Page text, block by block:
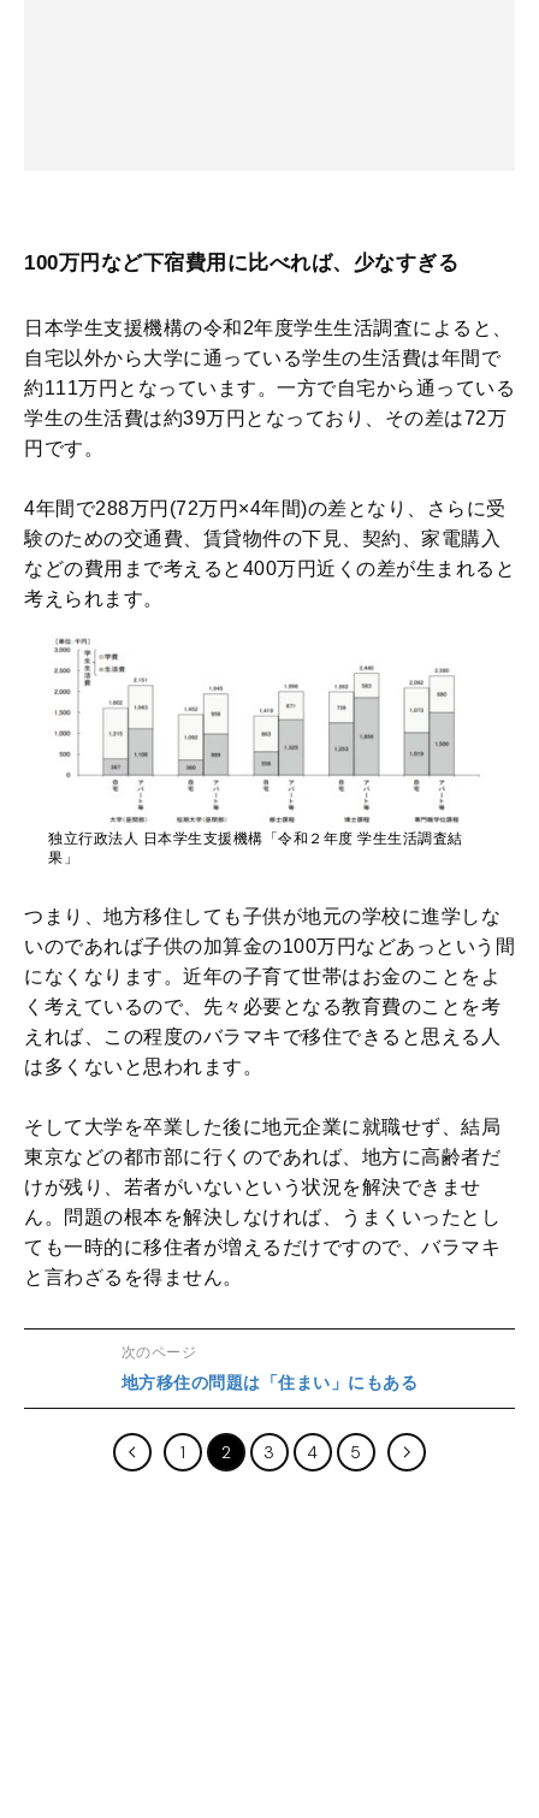
100万円など下宿費用に比べれば、少なすぎる
日本学生支援機構の令和2年度学生生活調査によると、
自宅以外から大学に通っている学生の生活費は年間で
約111万円となっています。一方で自宅から通っている
学生の生活費は約39万円となっており、その差は72万
円です。
4年間で288万円(72万円×4年間)の差となり、さらに受
験のための交通費、賃貸物件の下見、契約、家電購入
などの費用まで考えると400万円近くの差が生まれると
考えられます。
独立行政法人 日本学生支援機構「令和２年度 学生生活調査結
果」
つまり、地方移住しても子供が地元の学校に進学しな
いのであれば子供の加算金の100万円などあっという間
になくなります。近年の子育て世帯はお金のことをよ
く考えているので、先々必要となる教育費のことを考
えれば、この程度のバラマキで移住できると思える人
は多くないと思われます。
そして大学を卒業した後に地元企業に就職せず、結局
東京などの都市部に行くのであれば、地方に高齢者だ
けが残り、若者がいないという状況を解決できませ
ん。問題の根本を解決しなければ、うまくいったとし
ても一時的に移住者が増えるだけですので、バラマキ
と言わざるを得ません。
次のページ
地方移住の問題は「住まい」にもある
1 2 3 4 5